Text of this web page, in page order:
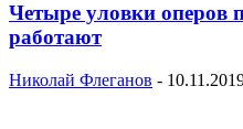
Четыре уловки оперов
работают
Николай Флеганов -